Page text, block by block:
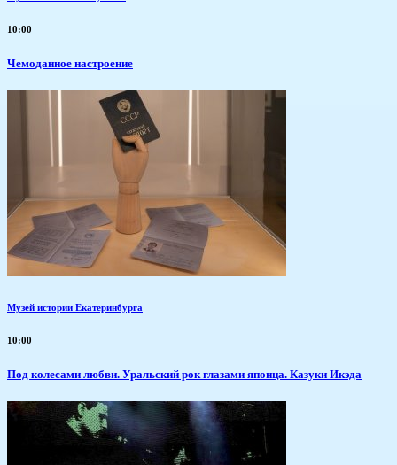
10:00
Чемоданное настроение
Музей истории Екатеринбурга
10:00
Под колесами любви. Уральский рок глазами японца. Казуки Икэда